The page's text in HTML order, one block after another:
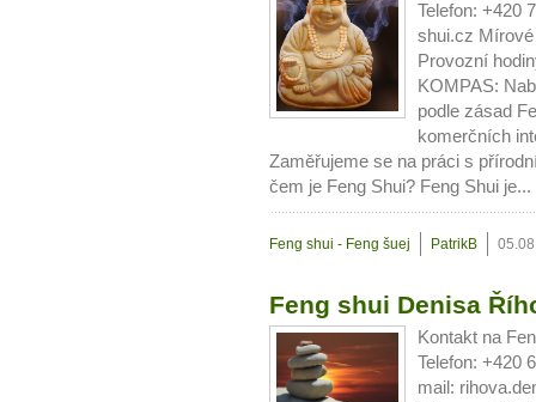
Telefon: +420
shui.cz
Provozní
KOMPAS:
podle zásad
komerčních
Zaměřujeme se na práci s
čem je Feng Shui? Feng Shui je...
Feng shui - Feng šuej PatrikB
Feng shui Denisa
Kontakt na
Telefon: +420
mail: